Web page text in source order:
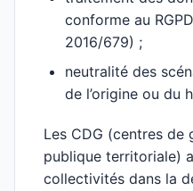
conforme au
2016/679) ;
neutralité des
de l’origine ou du
Les CDG (centres
publique territoriale)
collectivités dans la